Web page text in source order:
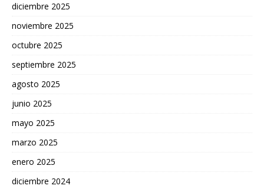
diciembre 2025
noviembre 2025
octubre 2025
septiembre 2025
agosto 2025
junio 2025
mayo 2025
marzo 2025
enero 2025
diciembre 2024